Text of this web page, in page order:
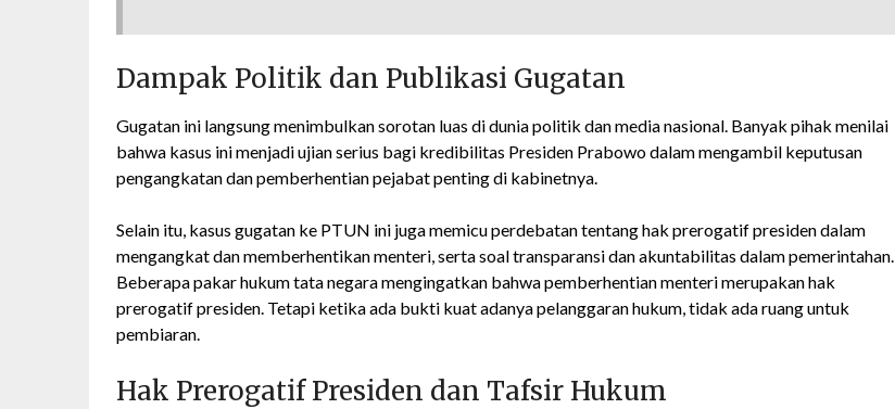
Dampak Politik dan Publikasi Gugatan
Gugatan ini langsung menimbulkan sorotan luas di dunia politik dan media nasional. Banyak pihak menilai
bahwa kasus ini menjadi ujian serius bagi kredibilitas Presiden Prabowo dalam mengambil keputusan
pengangkatan dan pemberhentian pejabat penting di kabinetnya.
Selain itu, kasus gugatan ke PTUN ini juga memicu perdebatan tentang hak prerogatif presiden dalam
mengangkat dan memberhentikan menteri, serta soal transparansi dan akuntabilitas dalam pemerintahan.
Beberapa pakar hukum tata negara mengingatkan bahwa pemberhentian menteri merupakan hak
prerogatif presiden. Tetapi ketika ada bukti kuat adanya pelanggaran hukum, tidak ada ruang untuk
pembiaran.
Hak Prerogatif Presiden dan Tafsir Hukum